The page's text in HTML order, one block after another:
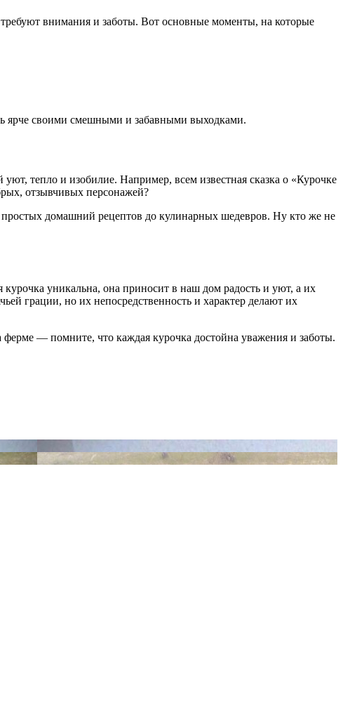
внимания и заботы. Вот основные моменты, на которые
ярче своими смешными и забавными выходками.
тепло и изобилие. Например, всем известная сказка о «Курочке
отзывчивых персонажей?
домашний рецептов до кулинарных шедевров. Ну кто же не
уникальна, она приносит в наш дом радость и уют, а их
грации, но их непосредственность и характер делают их
— помните, что каждая курочка достойна уважения и заботы.